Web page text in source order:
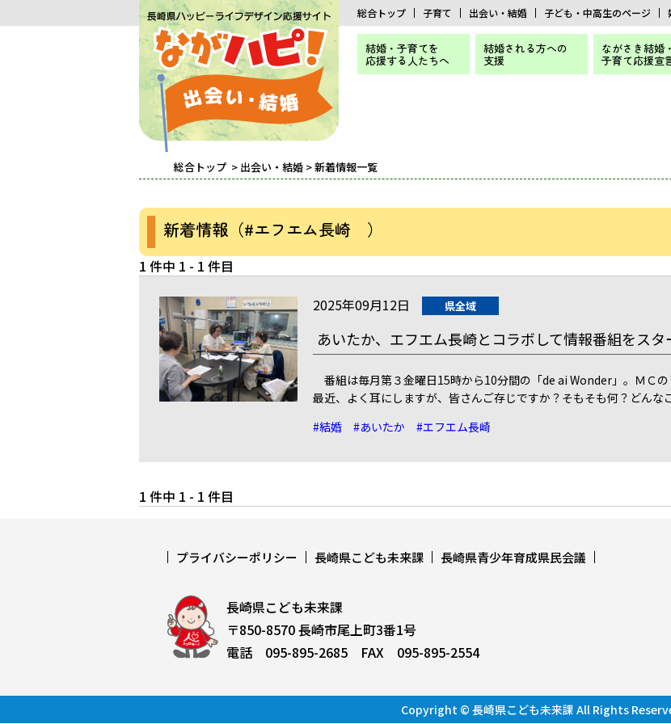
総合トップ 子育て 出会い・結婚 子ども・中高生のページ
結婚・子育てを
応援する人たちへ
結婚される方への
支援
ながさき結婚・
子育て応援宣
総合トップ > 出会い・結婚 > 新着情報一覧
新着情報（#エフエム長崎 ）
1 件中 1 - 1 件目
2025年09月12日
県全域
あいたか、エフエム長崎とコラボして情報番組をスタ
番組は毎月第３金曜日15時から10分間の「de ai Wonder」。ＭＣ
最近、よく耳にしますが、皆さんご存じですか？そもそも何？どん
#結婚
#あいたか #エフエム長崎
1 件中 1 - 1 件目
プライバシーポリシー 長崎県こども未来課 長崎県青少年育成県民会議
長崎県こども未来課
〒850-8570 長崎市尾上町3番1号
電話 095-895-2685 FAX 095-895-2554
Copyright © 長崎県こども未来課 All Rights